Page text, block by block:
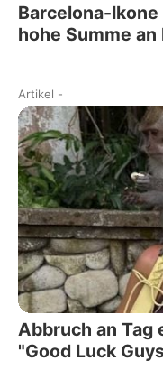
Barcelona-
hohe Summe an
Artikel -
Abbruch an Tag
"Good Luck